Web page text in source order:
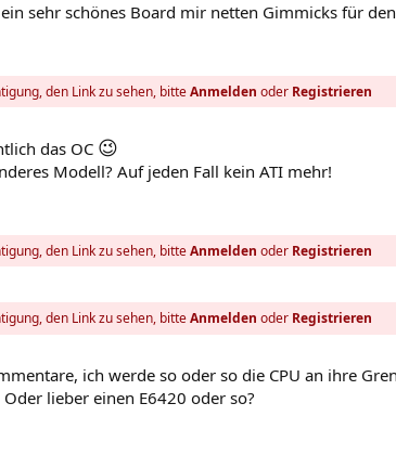
sehr schönes Board mir netten Gimmicks für
den Link zu sehen, bitteAnmelden oder Registrieren
das OC 😉
Modell? Auf jeden Fall kein ATI mehr!
den Link zu sehen, bitteAnmelden oder Registrieren
den Link zu sehen, bitteAnmelden oder Registrieren
ich werde so oder so die CPU an ihre
lieber einen E6420 oder so?